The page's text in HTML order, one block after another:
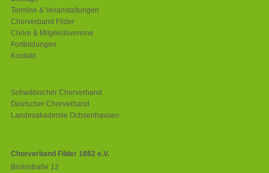
Termine & Veranstaltungen
Chorverband Filder
Chöre & Mitgliedsvereine
Fortbildungen
Kontakt
Schwäbischer Chorverband
Deutscher Chorverband
Landesakademie Ochsenhausen
Chorverband Filder 1882 e.V.
Brühlstraße 12